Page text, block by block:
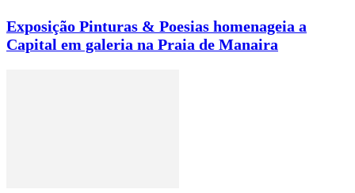
Exposição Pinturas & Poesias homenageia a
Capital em galeria na Praia de Manaira